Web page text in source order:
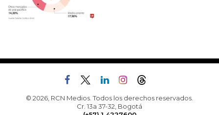
© 2026, RCN Medios. Todos los derechos reservados.
Cr. 13a 37-32, Bogotá